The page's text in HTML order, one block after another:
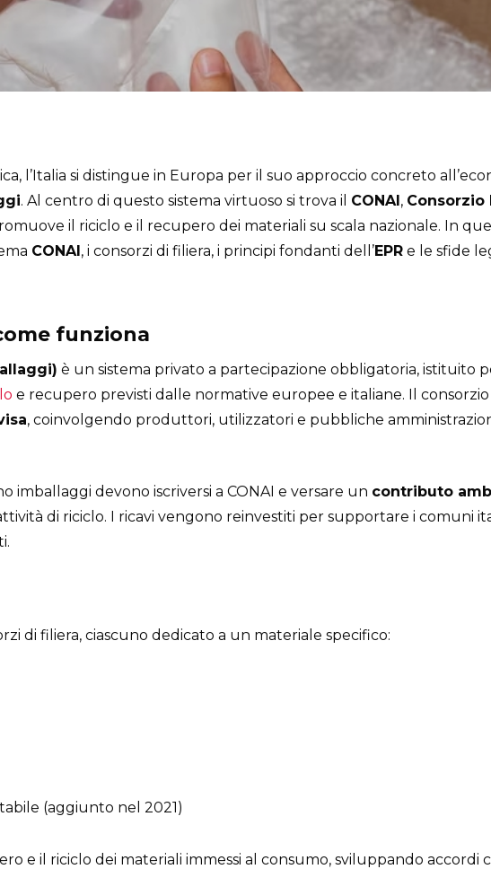
l’Italia si distingue in Europa per il suo approccio concreto
. Al centro di questo sistema virtuoso si trova il CONAI, Consorzio
il riciclo e il recupero dei materiali su scala nazionale. In
CONAI, i consorzi di filiera, i principi fondanti dell’EPR e le sfide
funziona
è un sistema privato a partecipazione obbligatoria, istituito
e recupero previsti dalle normative europee e italiane. Il consorzio
, coinvolgendo produttori, utilizzatori e pubbliche
imballaggi devono iscriversi a CONAI e versare un contributo
di riciclo. I ricavi vengono reinvestiti per supportare i comuni
di filiera, ciascuno dedicato a un materiale specifico:
(aggiunto nel 2021)
e il riciclo dei materiali immessi al consumo, sviluppando accordi